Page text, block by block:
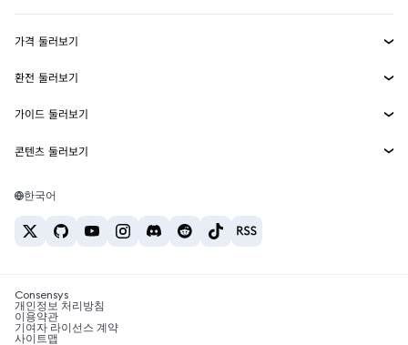
MetaMask Connect
Snaps
웹3 서비스
보안
고객 지원
채용
가격 둘러보기
이더리움 가격
솔라나 가격
테더 가격
환전 둘러보기
ETH를 USD로 환전
USDT를 INR로 환전
BTC를 INR로 환전
ETH를 USDT로 환전
가이드 둘러보기
ETH 매수
USDT 매수
SHIB 매수
BNB 매수
콘텐츠 둘러보기
솔라나 지갑
암호화폐 세금 뉴스
암호화폐 매수 방법
한국어
Consensys
개인정보 처리방침
이용약관
기여자 라이선스 계약
사이트맵